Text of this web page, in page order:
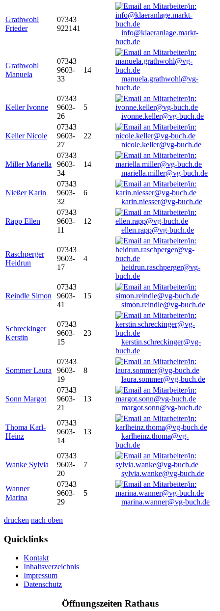
Grathwohl
Frieder
07343
922141
info@klaeranlage.markt-
buch.de
Grathwohl
Manuela
07343
9603-
33
14
manuela.grathwohl@vg-
buch.de
Keller Ivonne
07343
9603-
26
5
ivonne.keller@vg-buch.de
Keller Nicole
07343
9603-
27
22
nicole.keller@vg-buch.de
Miller Mariella
07343
9603-
34
14
mariella.miller@vg-buch.de
Nießer Karin
07343
9603-
32
6
karin.niesser@vg-buch.de
Rapp Ellen
07343
9603-
11
12
ellen.rapp@vg-buch.de
Raschperger
Heidrun
07343
9603-
17
4
heidrun.raschperger@vg-
buch.de
Reindle Simon
07343
9603-
41
15
simon.reindle@vg-buch.de
Schreckinger
Kerstin
07343
9603-
15
23
kerstin.schreckinger@vg-
buch.de
Sommer Laura
07343
9603-
19
8
laura.sommer@vg-buch.de
Sonn Margot
07343
9603-
21
13
margot.sonn@vg-buch.de
Thoma Karl-
Heinz
07343
9603-
14
13
karlheinz.thoma@vg-
buch.de
Wanke Sylvia
07343
9603-
20
7
sylvia.wanke@vg-buch.de
Wanner
Marina
07343
9603-
29
5
marina.wanner@vg-buch.de
drucken nach oben
Quicklinks
Kontakt
Inhaltsverzeichnis
Impressum
Datenschutz
Öffnungszeiten Rathaus